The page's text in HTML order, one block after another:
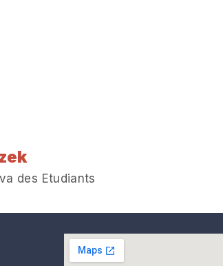
des Etudiants